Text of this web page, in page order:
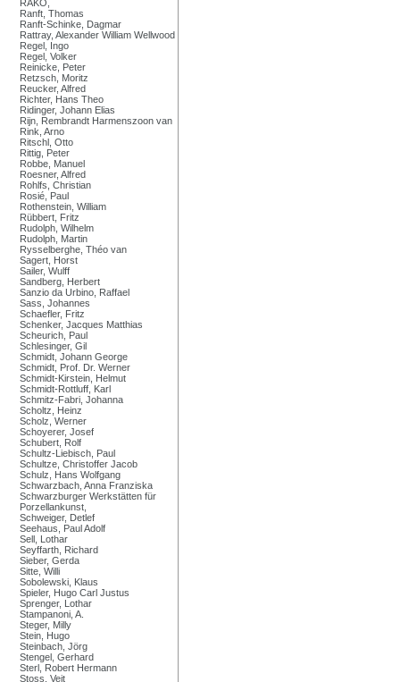
RAKO,
Ranft, Thomas
Ranft-Schinke, Dagmar
Rattray, Alexander William Wellwood
Regel, Ingo
Regel, Volker
Reinicke, Peter
Retzsch, Moritz
Reucker, Alfred
Richter, Hans Theo
Ridinger, Johann Elias
Rijn, Rembrandt Harmenszoon van
Rink, Arno
Ritschl, Otto
Rittig, Peter
Robbe, Manuel
Roesner, Alfred
Rohlfs, Christian
Rosié, Paul
Rothenstein, William
Rübbert, Fritz
Rudolph, Wilhelm
Rudolph, Martin
Rysselberghe, Théo van
Sagert, Horst
Sailer, Wulff
Sandberg, Herbert
Sanzio da Urbino, Raffael
Sass, Johannes
Schaefler, Fritz
Schenker, Jacques Matthias
Scheurich, Paul
Schlesinger, Gil
Schmidt, Johann George
Schmidt, Prof. Dr. Werner
Schmidt-Kirstein, Helmut
Schmidt-Rottluff, Karl
Schmitz-Fabri, Johanna
Scholtz, Heinz
Scholz, Werner
Schoyerer, Josef
Schubert, Rolf
Schultz-Liebisch, Paul
Schultze, Christoffer Jacob
Schulz, Hans Wolfgang
Schwarzbach, Anna Franziska
Schwarzburger Werkstätten für
Porzellankunst,
Schweiger, Detlef
Seehaus, Paul Adolf
Sell, Lothar
Seyffarth, Richard
Sieber, Gerda
Sitte, Willi
Sobolewski, Klaus
Spieler, Hugo Carl Justus
Sprenger, Lothar
Stampanoni, A.
Steger, Milly
Stein, Hugo
Steinbach, Jörg
Stengel, Gerhard
Sterl, Robert Hermann
Stoss, Veit